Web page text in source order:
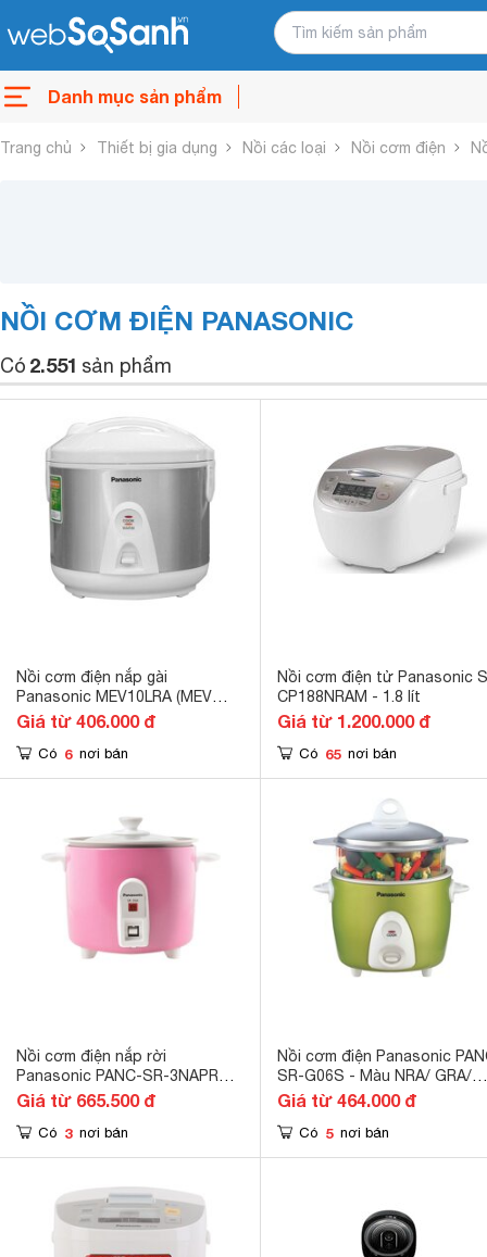
Danh mục sản phẩm
Trang chủ Thiết bị gia dụng Nồi các loại Nồi cơm điện
NỒI CƠM ĐIỆN PANASONIC
Có 2.551 sản phẩm
Nồi cơm điện nắp gài
Panasonic MEV10LRA (MEV
10LRA) - 1 Lít
Giá từ 406.000 đ
Có 6 nơi bán
Nồi cơm điện tử Panasonic
CP188NRAM - 1.8 lít
Giá từ 1.200.000 đ
Có 65 nơi bán
Nồi cơm điện nắp rời
Panasonic PANC-SR-3NAPRA -
0.27L
Giá từ 665.500 đ
Có 3 nơi bán
Nồi cơm điện Panasonic
SR-G06S - Màu NRA/ GRA/
PRA/ RRA
Giá từ 464.000 đ
Có 5 nơi bán